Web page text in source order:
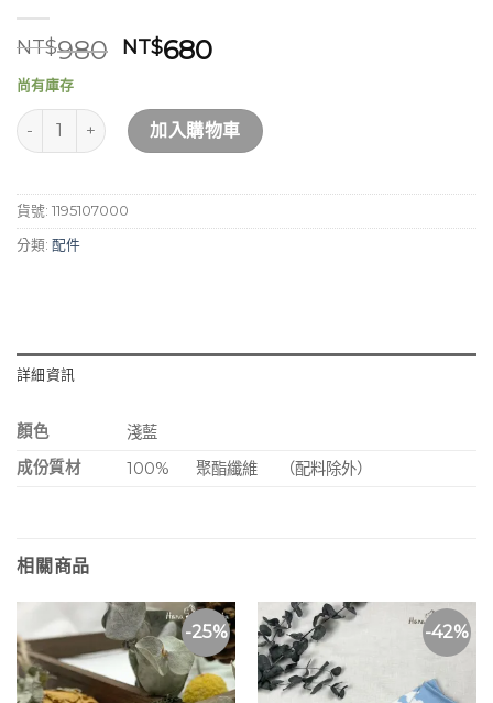
NT$980 原
價
格：
NT$980。
NT$680目
價
格：
NT$680。
尚有庫存
巴黎紗花色披肩圍巾 數量加入購物車
貨號: 1195107000
分類: 配件
詳細資訊
顏色
淺藍
成份質材
100% 聚酯纖維 （配料除外）
相關商品
-25% -42%